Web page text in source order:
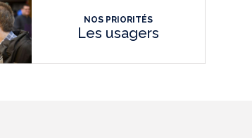
NOS PRIORITÉS
Les usagers